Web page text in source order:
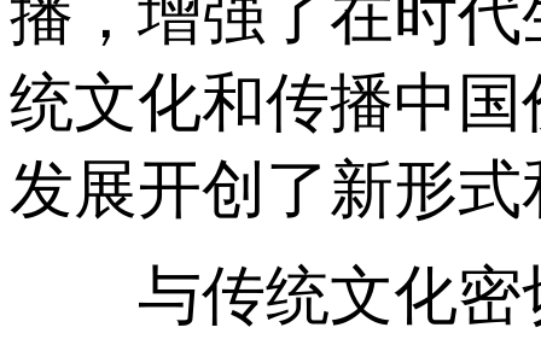
播，增强了在时
统文化和传播中
发展开创了新形
与传统文化密